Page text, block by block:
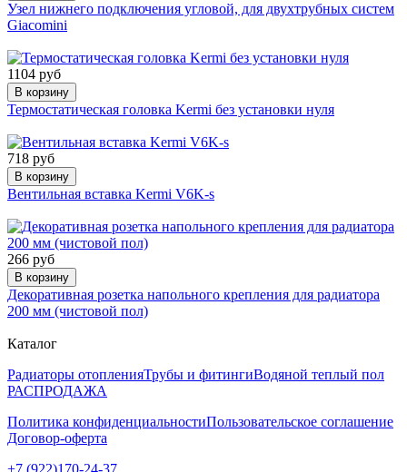
Узел нижнего подключения угловой, для двухтрубных систем
Giacomini
1104 руб
В корзину
Термостатическая головка Kermi без установки нуля
718 руб
В корзину
Вентильная вставка Kermi V6K-s
266 руб
В корзину
Декоративная розетка напольного крепления для радиатора
200 мм (чистовой пол)
Каталог
Радиаторы отопленияТрубы и фитингиВодяной теплый пол
РАСПРОДАЖА
Политика конфиденциальностиПользовательское соглашение
Договор-оферта
+7 (922)170-24-37